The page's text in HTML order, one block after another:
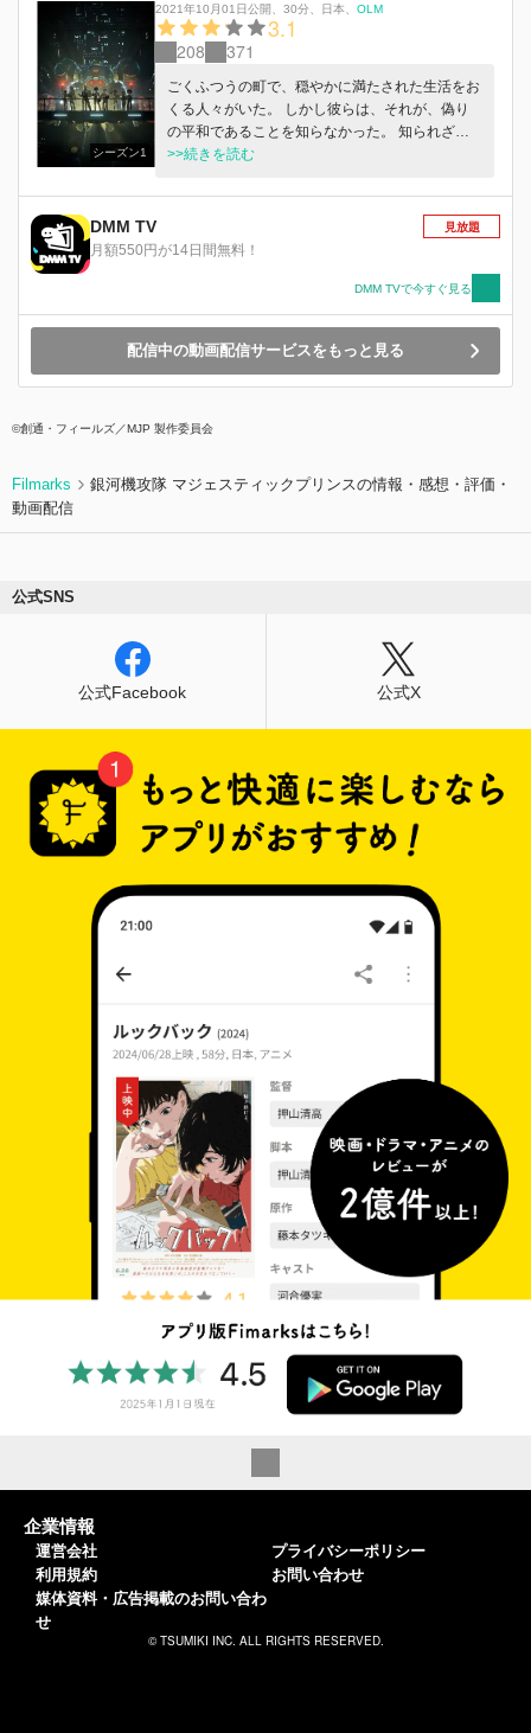
女。ふたりが出会う時、新たな世界の扉が開
く・・・
シーズン1
2021年10月01日公開、 30分、 日本、 OLM
3.1
208 371
ごくふつうの町で、穏やかに満たされた生活をお
くる人々がいた。 しかし彼らは、それが、偽り
の平和であることを知らなかった。 知られざる
真実… 地球はすでに、滅んでいるということ
け、人類は 99.9 ％が死滅。その敵は 『 ドラクタ
ー 』 と名付けられた。 やがて地球には大きな穴
があけられ、異星人の居住に適した環境にテラフ
ェルターに身を潜めるしかなかった。いつ訪れる
かわからない、復活の日を待ちながら…。 シェ
消され、何も知らず普通の生活を送っていた。
しかし、その中の一部の『 選ばれし者 』 たち
巨大ロボットを駆り、異星人と戦っていた。 そ
>>続きを読む
DMM TV
月額550円が14日間無料！
見放題
DMM TVで今すぐ見る
配信中の動画配信サービスをもっと見る
©創通・フィールズ／MJP 製作委員会
Filmarks
銀河機攻隊 マジェスティックプリンスの情報・感想・評価・
動画配信
公式SNS
公式Facebook 公式X
企業情報
運営会社
利用規約
媒体資料・広告掲載のお問い合わ
せ
プライバシーポリシー
お問い合わせ
© TSUMIKI INC. ALL RIGHTS RESERVED.